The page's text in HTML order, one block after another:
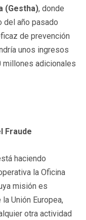
(Gestha), donde
del año pasado
de prevención
unos ingresos
millones adicionales
Fraude
haciendo
la Oficina
misión es
Unión Europea,
otra actividad